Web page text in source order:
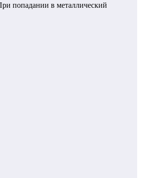
попадании в металлический